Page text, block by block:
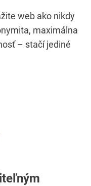
web ako nikdy
maximálna
– stačí jediné